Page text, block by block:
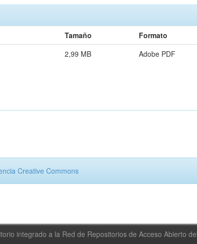
Tamaño
Formato
2,99 MB Adobe PDF
Creative Commons
integrado a la Red de Repositorios de Acceso Abierto